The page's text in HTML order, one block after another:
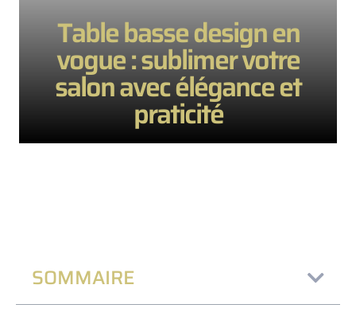
Table basse design en
vogue : sublimer votre
salon avec élégance et
praticité
SOMMAIRE